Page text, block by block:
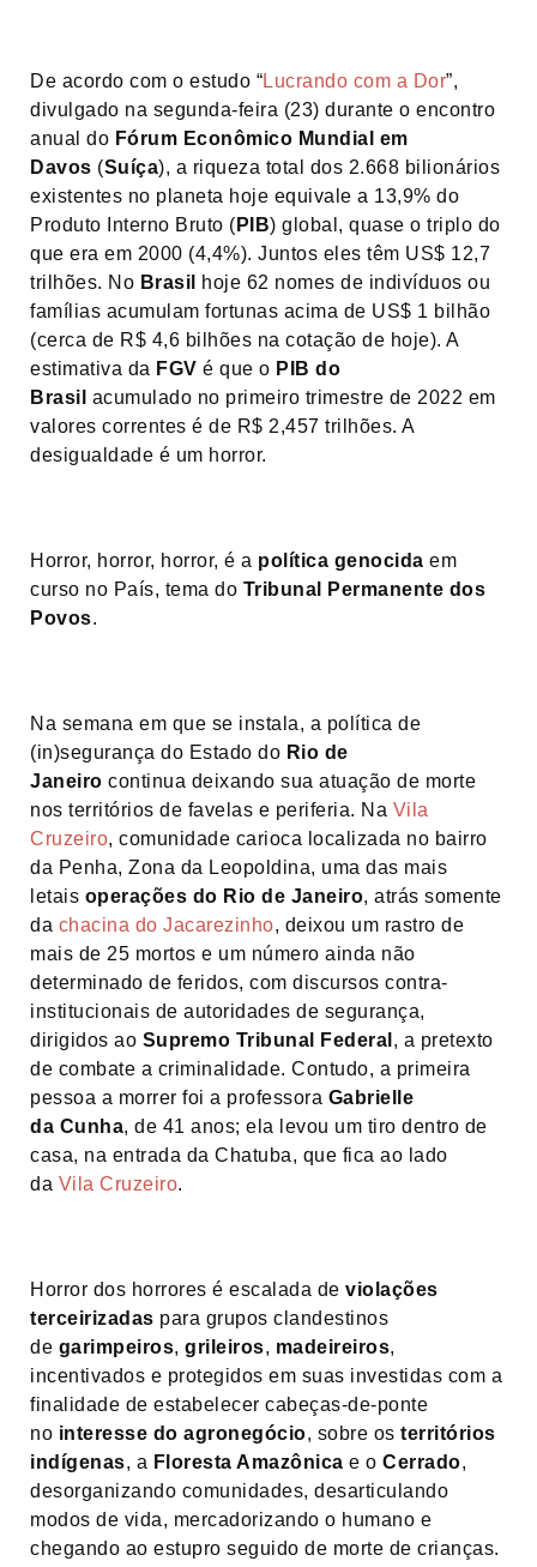
De acordo com o estudo “Lucrando com a Dor”,
divulgado na segunda-feira (23) durante o encontro
anual do Fórum Econômico Mundial em
Davos (Suíça), a riqueza total dos 2.668 bilionários
existentes no planeta hoje equivale a 13,9% do
Produto Interno Bruto ( PIB) global, quase o triplo do
que era em 2000 (4,4%). Juntos eles têm US$ 12,7
trilhões. No Brasil
hoje 62 nomes de indivíduos ou
famílias acumulam fortunas acima de US$ 1 bilhão
(cerca de R$ 4,6 bilhões na cotação de hoje). A
estimativa da FGV é que o PIB do
Brasil acumulado no primeiro trimestre de 2022 em
valores correntes é de R$ 2,457 trilhões. A
desigualdade é um horror.
Horror, horror, horror, é a política genocida em
curso no País, tema do Tribunal Permanente dos
Povos.
Na semana em que se instala, a política de
(in)segurança do Estado do Rio de
Janeiro continua deixando sua atuação de morte
nos territórios de favelas e periferia. Na Vila
Cruzeiro, comunidade carioca localizada no bairro
da Penha, Zona da Leopoldina, uma das mais
letais operações do Rio de Janeiro, atrás somente
da chacina do Jacarezinho, deixou um rastro de
mais de 25 mortos e um número ainda não
determinado de feridos, com discursos contra-
institucionais de autoridades de segurança,
dirigidos ao Supremo Tribunal Federal , a pretexto
de combate a criminalidade. Contudo, a primeira
pessoa a morrer foi a professora Gabrielle
da Cunha, de 41 anos; ela levou um tiro dentro de
casa, na entrada da Chatuba, que fica ao lado
da Vila Cruzeiro.
Horror dos horrores é escalada de violações
terceirizadas para grupos clandestinos
de garimpeiros, grileiros, madeireiros,
incentivados e protegidos em suas investidas com a
finalidade de estabelecer cabeças-de-ponte
no interesse do agronegócio, sobre os territórios
indígenas, a Floresta Amazônica e o Cerrado,
desorganizando comunidades, desarticulando
modos de vida, mercadorizando o humano e
chegando ao estupro seguido de morte de crianças.